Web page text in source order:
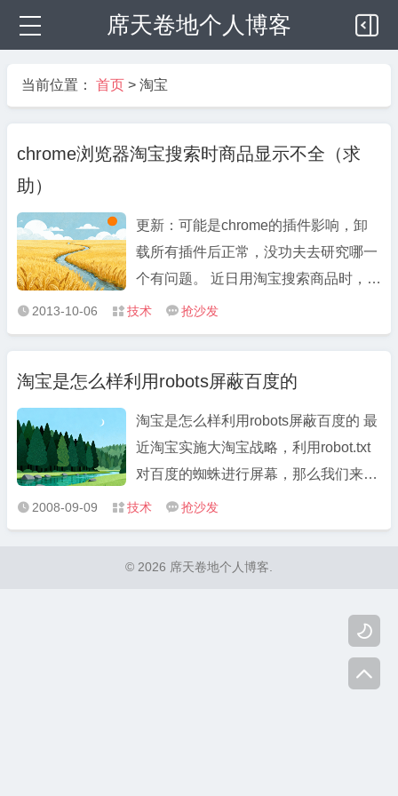
席天卷地个人博客


当前位置： 首页 > 淘宝
chrome浏览器淘宝搜索时商品显示不全（求
助）
更新：可能是chrome的插件影响，卸
载所有插件后正常，没功夫去研究哪一
个有问题。 近日用淘宝搜索商品时，发
现经常出现商品明明显示有几千个，但
显示出来的只有几个，淘宝网页页头页
次，在正常和非正常中自动变换，
chrome已更新到最新版，在IE下搜索时
...
 2013-10-06  技术  抢沙发
淘宝是怎么样利用robots屏蔽百度的
淘宝是怎么样利用robots屏蔽百度的 最
近淘宝实施大淘宝战略，利用robot.txt
对百度的蜘蛛进行屏幕，那么我们来看
看什么叫Robot，互联网中的页面在被
搜索引擎检索的时候是通过一种程序
 2008-09-09  技术  抢沙发
© 2026 席天卷地个人博客.